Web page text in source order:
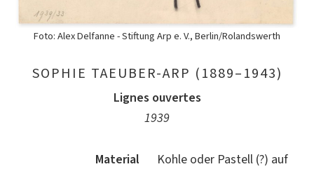
Foto: Alex Delfanne - Stiftung Arp e. V., Berlin/Rolandswerth
SOPHIE TAEUBER-ARP (1889–1943)
Lignes ouvertes
1939
Material
Kohle oder Pastell (?) auf